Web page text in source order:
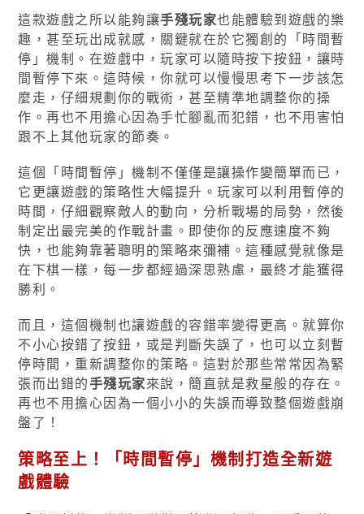
這款遊戲之所以能夠讓手殘玩家也能體驗到遊戲的樂
趣，甚至玩出成就感，關鍵就在於它獨創的「時間暫
停」機制。在遊戲中，玩家可以隨時按下按鈕，讓時
間暫停下來。這時候，你就可以慢慢思考下一步該怎
麼走，仔細規劃你的戰術，甚至精準地調整你的操
作。再也不用擔心因為手忙腳亂而犯錯，也不用害怕
跟不上其他玩家的節奏。
這個「時間暫停」機制不僅僅是讓操作變簡單而已，
它更讓遊戲的策略性大幅提升。玩家可以利用暫停的
時間，仔細觀察敵人的動向，分析戰場的局勢，然後
制定出最完美的作戰計畫。即使你的反應速度不夠
快，也能夠靠著聰明的策略來彌補。這種感覺就像是
在下棋一樣，每一步都經過深思熟慮，最終才能獲得
勝利。
而且，這個機制也讓遊戲的容錯率變得更高。就算你
不小心按錯了按鈕，或是判斷失誤了，也可以立刻暫
停時間，重新調整你的策略。這對於那些常常因為緊
張而出錯的手殘玩家來說，簡直就是救星般的存在。
再也不用擔心因為一個小小的失誤而導致整個遊戲崩
盤了！
策略至上！「時間暫停」機制打造全新遊
戲體驗